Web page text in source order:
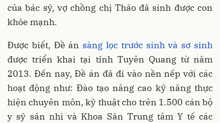
của bác sỹ, vợ chồng chị Thảo đã sinh được con
khỏe mạnh.
Được biết, Đề án sàng lọc trước sinh và sơ sinh
được triển khai tại tỉnh Tuyên Quang từ năm
2013. Đến nay, Đề án đã đi vào nền nếp với các
hoạt động như: Đào tạo nâng cao kỹ năng thực
hiện chuyên môn, kỹ thuật cho trên 1.500 cán bộ
y sỹ sản nhi và Khoa Sản Trung tâm Y tế các